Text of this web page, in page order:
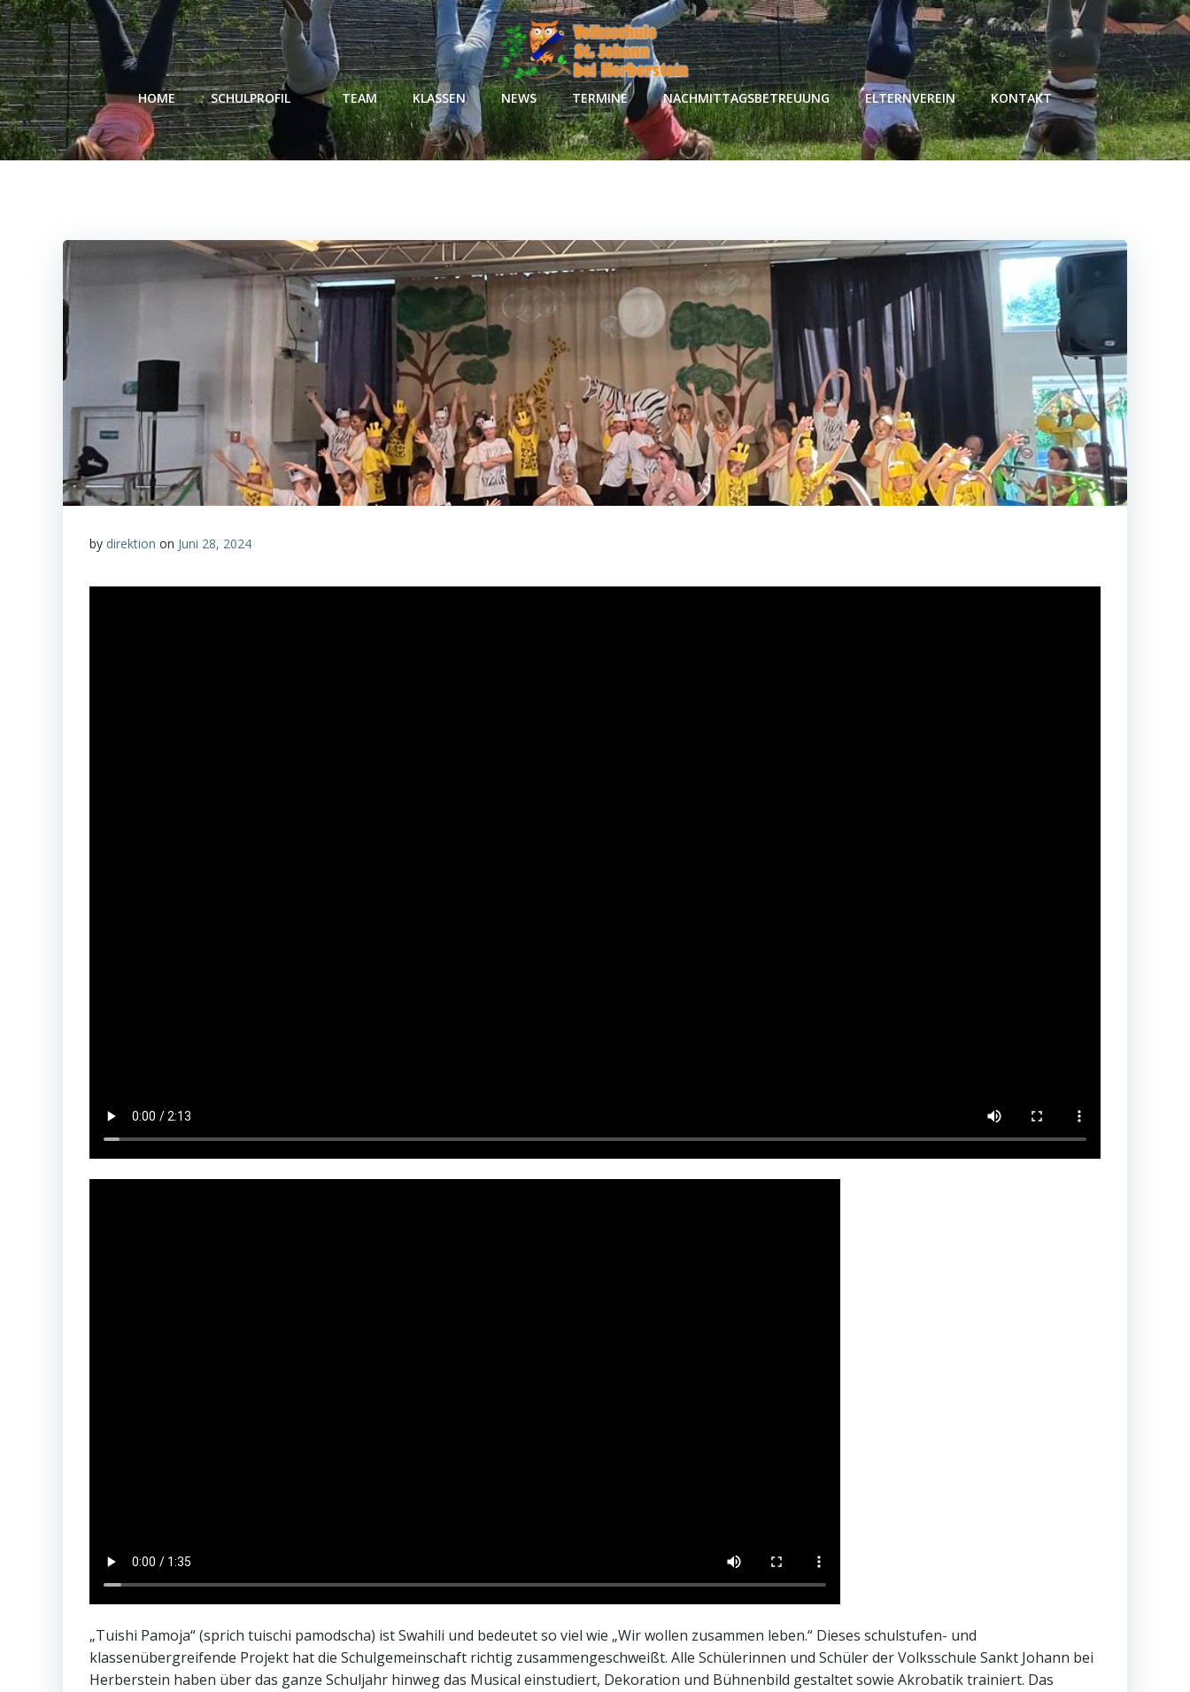
Zum
Inhalt
springen
HOME SCHULPROFIL TEAM KLASSEN NEWS TERMINE NACHMITTAGSBETREUUNG ELTERNVEREIN KONTAKT
by direktion on Juni 28, 2024
„Tuishi Pamoja“ (sprich tuischi pamodscha) ist Swahili und bedeutet so viel wie „Wir wollen zusammen leben.“ Dieses schulstufen- und
klassenübergreifende Projekt hat die Schulgemeinschaft richtig zusammengeschweißt. Alle Schülerinnen und Schüler der Volksschule Sankt Johann bei
Herberstein haben über das ganze Schuljahr hinweg das Musical einstudiert, Dekoration und Bühnenbild gestaltet sowie Akrobatik trainiert. Das